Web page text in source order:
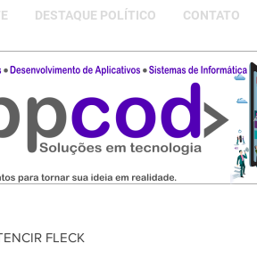
DESTAQUE POLÍTICO CONTATO
FLECK